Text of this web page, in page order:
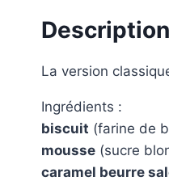
Description
La version
Ingrédients :
biscuit (farine de
mousse (sucre
caramel beurre